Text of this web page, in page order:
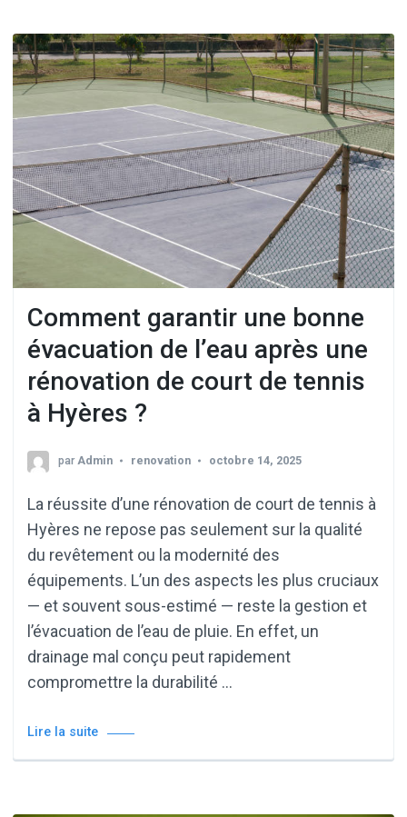
Comment garantir une bonne
évacuation de l’eau après une
rénovation de court de tennis
à Hyères ?
par Admin renovation octobre 14, 2025
La réussite d’une rénovation de court de tennis à
Hyères ne repose pas seulement sur la qualité
du revêtement ou la modernité des
équipements. L’un des aspects les plus cruciaux
— et souvent sous-estimé — reste la gestion et
l’évacuation de l’eau de pluie. En effet, un
drainage mal conçu peut rapidement
compromettre la durabilité …
Lire la suite